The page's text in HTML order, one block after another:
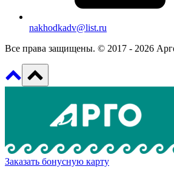
nakhodkadv@list.ru
Все права защищены. © 2017 - 2026
Заказать бонусную карту